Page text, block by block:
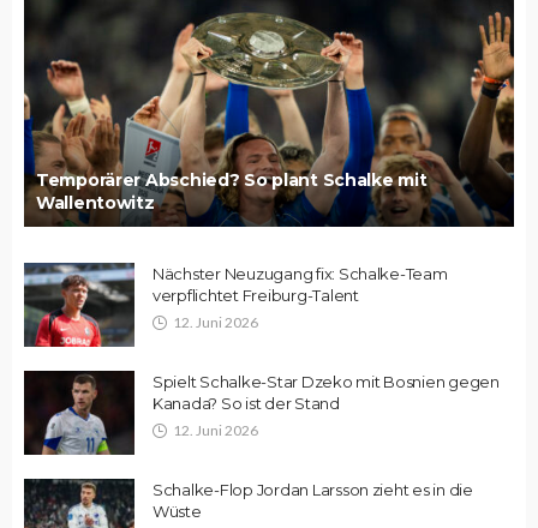
Temporärer Abschied? So plant Schalke mit
Wallentowitz
Nächster Neuzugang fix: Schalke-Team
verpflichtet Freiburg-Talent
12. Juni 2026
Spielt Schalke-Star Dzeko mit Bosnien gegen
Kanada? So ist der Stand
12. Juni 2026
Schalke-Flop Jordan Larsson zieht es in die
Wüste